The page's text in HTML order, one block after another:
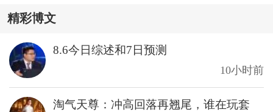
精彩博文
8.6今日综述和7日预测
10小时前
淘气天尊：冲高回落再翘尾，谁在玩套